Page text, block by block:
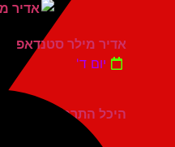
היכל התרבות כפר סבא
אדיר מילר סטנדאפ
יום ד'